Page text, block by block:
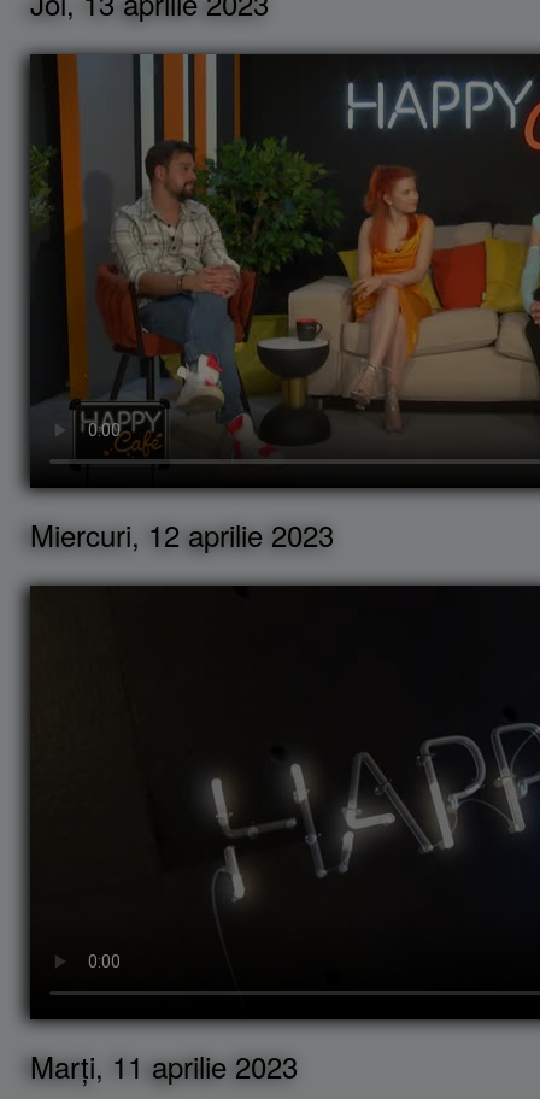
Miercuri, 12 aprilie 2023
Marți, 11 aprilie 2023